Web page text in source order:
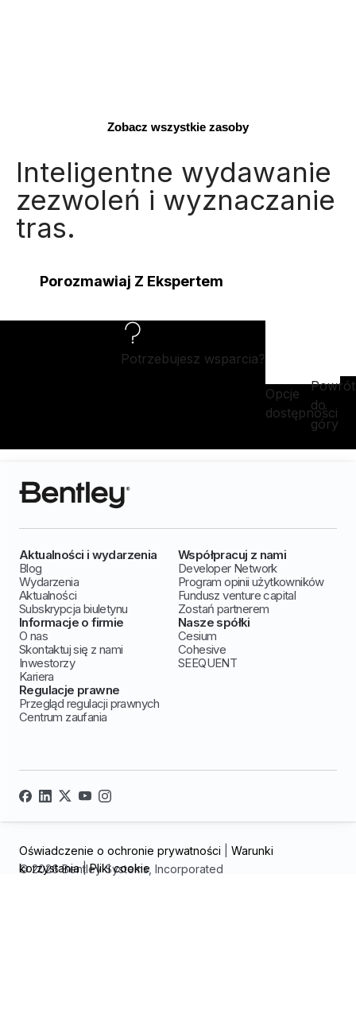
Zobacz wszystkie zasoby
Inteligentne wydawanie
zezwoleń i wyznaczanie
tras.
Porozmawiaj Z Ekspertem
Potrzebujesz wsparcia?
Opcje
dostępności
Powrót
do
góry
Aktualności i wydarzenia
Blog
Wydarzenia
Aktualności
Subskrypcja biuletynu
Współpracuj z nami
Developer Network
Program opinii użytkowników
Fundusz venture capital
Zostań partnerem
Informacje o firmie
O nas
Skontaktuj się z nami
Inwestorzy
Kariera
Nasze spółki
Cesium
Cohesive
SEEQUENT
Regulacje prawne
Przegląd regulacji prawnych
Centrum zaufania
© 2026 Bentley Systems, Incorporated
Oświadczenie o ochronie prywatności
Warunki
korzystania|Pliki cookie